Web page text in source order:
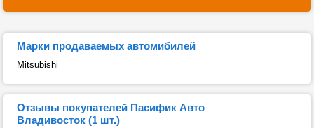
Марки продаваемых автомибилей
Mitsubishi
Отзывы покупателей Пасифик Авто
Владивосток (1 шт.)